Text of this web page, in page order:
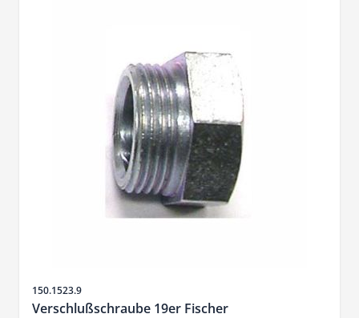
Artikelnr.
150.1523.9
Verschlußschraube 19er Fischer